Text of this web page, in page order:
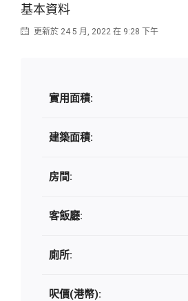
基本資料
更新於 24 5 月, 2022 在 9:28 下午
實用面積:
建築面積:
房間:
客飯廳:
廁所:
呎價(港幣):